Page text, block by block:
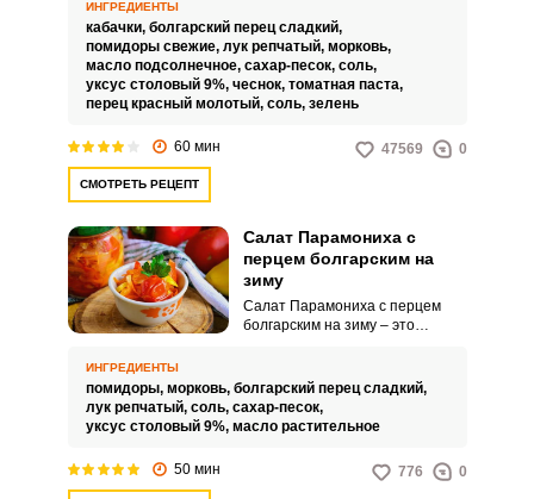
ИНГРЕДИЕНТЫ
кабачки, болгарский перец сладкий,
помидоры свежие, лук репчатый, морковь,
масло подсолнечное, сахар-песок, соль,
уксус столовый 9%, чеснок, томатная паста,
перец красный молотый, соль, зелень
60 мин 47569 0
СМОТРЕТЬ РЕЦЕПТ
Салат Парамониха с
перцем болгарским на
зиму
Салат Парамониха с перцем
болгарским на зиму – это
всей семьи. Такое аппетитный
салат можно просто есть с
хлебом, подавать с горячими
ИНГРЕДИЕНТЫ
помидоры, морковь, болгарский перец сладкий,
лук репчатый, соль, сахар-песок,
уксус столовый 9%, масло растительное
50 мин 776 0